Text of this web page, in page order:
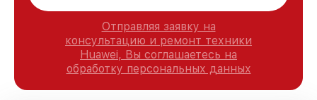
Отправляя заявку на
консультацию и ремонт техники
Huawei, Вы соглашаетесь на
обработку персональных данных